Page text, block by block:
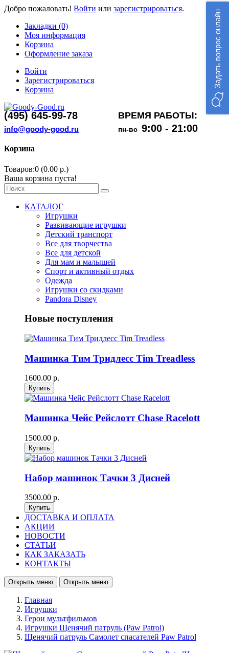
Добро пожаловать! Войти или зарегистрироваться.
Закладки (0)
Моя информация
Корзина
Оформление заказа
Войти
Зарегистрироваться
Корзина
(495) 645-99-78 ВРЕМЯ РАБОТЫ:
info@goody-good.ru пн-вс 9:00 - 21:00
Корзина
Товаров:0 (0.00 р.)
Ваша корзина пуста!
КАТАЛОГ
Игрушки
Развивающие игрушки
Детский транспорт
Все для творчества
Все для детской
Для мам и малышей
Спорт и активный отдых
Одежда
Игрушки со скидками
Pandora Disney
Новые поступления
Машинка Тим Тридлесс Tim Treadless
1600.00 р.
Машинка Чейс Рейслотт Chase Racelott
1500.00 р.
Набор машинок Тачки 3 Дисней
3500.00 р.
ДОСТАВКА И ОПЛАТА
АКЦИИ
НОВОСТИ
СТАТЬИ
КАК ЗАКАЗАТЬ
КОНТАКТЫ
Открыть меню Открыть меню
Главная
Игрушки
Герои мультфильмов
Игрушки Щенячий патруль (Paw Patrol)
Щенячий патруль Самолет спасателей Paw Patrol
Задать вопрос онлайн